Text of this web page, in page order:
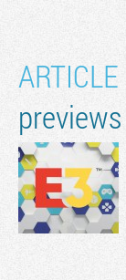
ARTICLE
previews